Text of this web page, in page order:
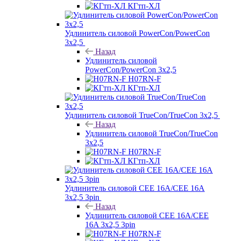
КГтп-ХЛ
Удлинитель силовой PowerCon/PowerCon
3х2,5
Назад
Удлинитель силовой
PowerCon/PowerCon 3х2,5
H07RN-F
КГтп-ХЛ
Удлинитель силовой TrueCon/TrueCon 3х2,5
Назад
Удлинитель силовой TrueCon/TrueCon
3х2,5
H07RN-F
КГтп-ХЛ
Удлинитель силовой CEE 16A/CEE 16A
3х2,5 3pin
Назад
Удлинитель силовой CEE 16A/CEE
16A 3х2,5 3pin
H07RN-F